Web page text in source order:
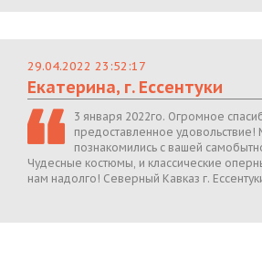
29.04.2022 23:52:17
Екатерина, г. Ессентуки
3 января 2022го. Огромное
предоставленное
познакомились с вашей
Чудесные костюмы, и классические
нам надолго! Северный Кавказ г.